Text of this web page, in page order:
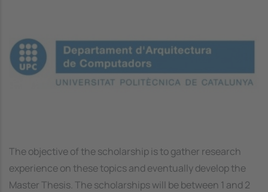
The objective of the scholarship is to gather research
experience on these topics and eventually develop the
Master Thesis. The scholarships will be between 1 and 2